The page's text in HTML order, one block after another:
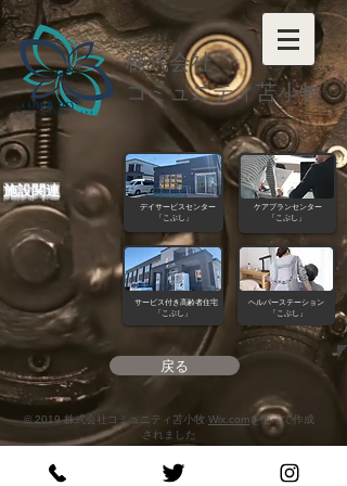
​株式会社
コミュニティ苫小牧
​施設関連
​デイサービスセンター
「こぶし」
​サービス付き高齢者住宅
「こぶし」
​ケアプランセンター
「こぶし」
​ヘルパーステーション
「こぶし」
戻る
© 2019 株式会社コミュニティ苫小牧 Wix.comを使って作成
されました